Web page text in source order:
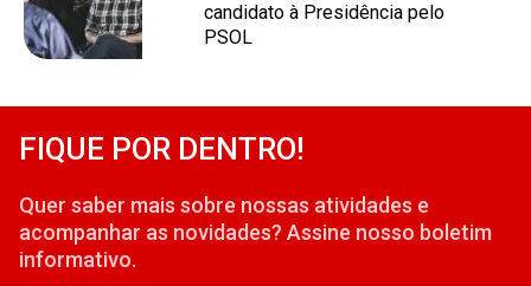
candidato à Presidência pelo
PSOL
FIQUE POR DENTRO!
Quer saber mais sobre nossas atividades e
acompanhar as novidades? Assine nosso boletim
informativo.